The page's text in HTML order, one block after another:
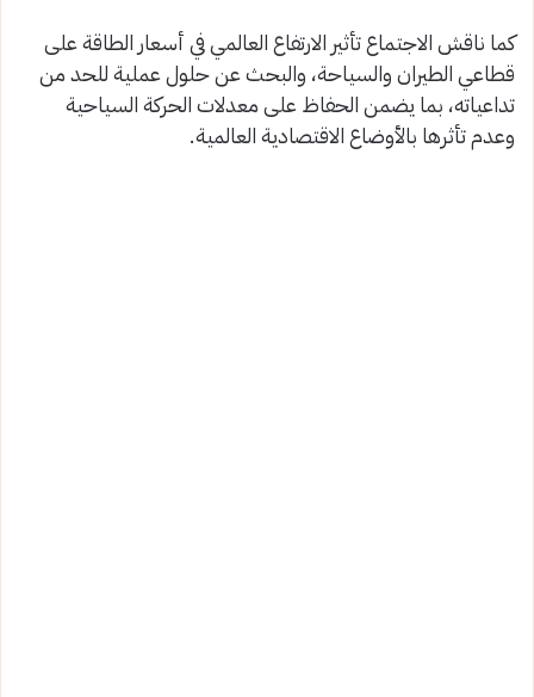
كما ناقش الاجتماع تأثير الارتفاع العالمي في أسعار الطاقة على
قطاعي الطيران والسياحة، والبحث عن حلول عملية للحد من
تداعياته، بما يضمن الحفاظ على معدلات الحركة السياحية
وعدم تأثرها بالأوضاع الاقتصادية العالمية.